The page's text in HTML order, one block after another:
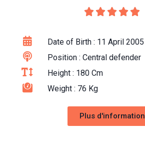
    
Date of Birth : 11 April 2005
Position : Central defender
Height : 180 Cm
Weight : 76 Kg
Plus d'information